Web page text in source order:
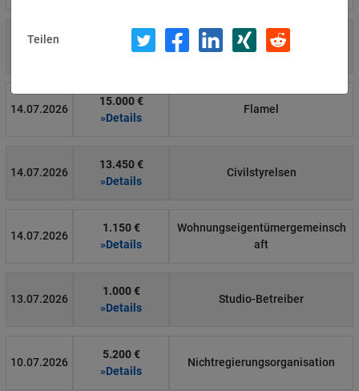
14.07.2026
4.000 €
»Details
Η Μάθηση
14.07.2026
15.000 €
»Details
Flamel
14.07.2026
13.450 €
»Details
Civilstyrelsen
14.07.2026
1.150 €
»Details
Wohnungseigentümergemeinsch
aft
13.07.2026
1.000 €
»Details
Studio-Betreiber
10.07.2026
5.200 €
»Details
Nichtregierungsorganisation
Teilen